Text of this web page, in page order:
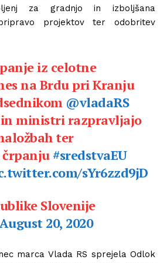
za gradnjo in izboljšana
projektov ter odobritev
iz celotne
na Brdu pri Kranju
@vladaRS
ministri razpravljajo
ter
#sredstvaEU
sYr6zzd9jD
Slovenije
August 20, 2020
marca Vlada RS sprejela Odlok